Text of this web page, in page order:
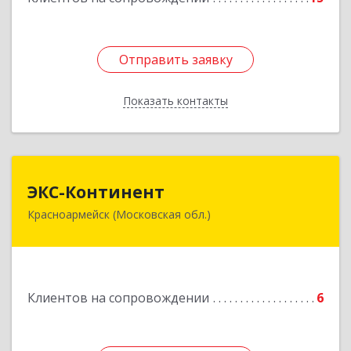
Отправить заявку
Показать контакты
Отправить заявку
Назад
ЭКС-Континент
Красноармейск (Московская обл.)
Клиентов на сопровождении 6
141292, Московская область, Красноармейск,